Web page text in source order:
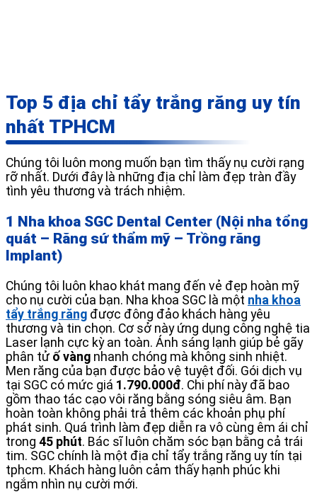
Top 5 địa chỉ tẩy trắng răng uy tín
nhất TPHCM
Chúng tôi luôn mong muốn bạn tìm thấy nụ cười rạng
rỡ nhất. Dưới đây là những địa chỉ làm đẹp tràn đầy
tình yêu thương và trách nhiệm.
1 Nha khoa SGC Dental Center (Nội nha tổng
quát – Răng sứ thẩm mỹ – Trồng răng
Implant)
Chúng tôi luôn khao khát mang đến vẻ đẹp hoàn mỹ
cho nụ cười của bạn. Nha khoa SGC là một nha khoa
tẩy trắng răng được đông đảo khách hàng yêu
thương và tin chọn. Cơ sở này ứng dụng công nghệ tia
Laser lạnh cực kỳ an toàn. Ánh sáng lạnh giúp bẻ gãy
phân tử ố vàng nhanh chóng mà không sinh nhiệt.
Men răng của bạn được bảo vệ tuyệt đối. Gói dịch vụ
tại SGC có mức giá 1.790.000đ. Chi phí này đã bao
gồm thao tác cạo vôi răng bằng sóng siêu âm. Bạn
hoàn toàn không phải trả thêm các khoản phụ phí
phát sinh. Quá trình làm đẹp diễn ra vô cùng êm ái chỉ
trong 45 phút. Bác sĩ luôn chăm sóc bạn bằng cả trái
tim. SGC chính là một địa chỉ tẩy trắng răng uy tín tại
tphcm. Khách hàng luôn cảm thấy hạnh phúc khi
ngắm nhìn nụ cười mới.